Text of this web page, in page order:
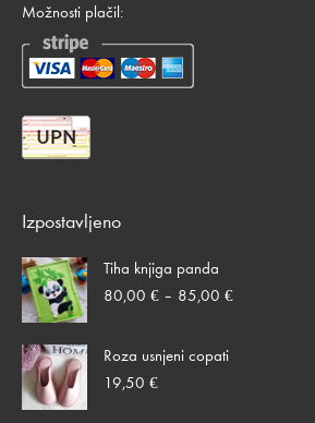
Možnosti plačil:
Izpostavljeno
Tiha knjiga panda
80,00 € – 85,00 €Cenovni
Roza usnjeni copati
19,50 €